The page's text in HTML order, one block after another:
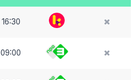
16:30
09:00